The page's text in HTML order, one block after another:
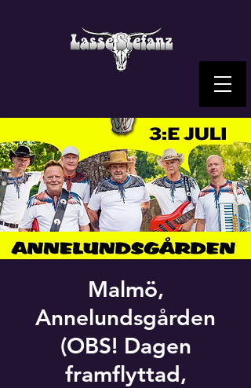
Malmö,
Annelundsgården
(OBS! Dagen
framflyttad,